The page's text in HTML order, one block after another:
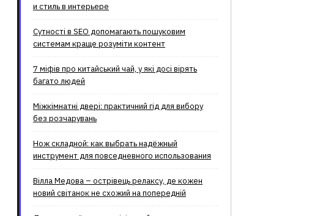
и стиль в интерьере
Сутності в SEO допомагають пошуковим
системам краще розуміти контент
7 міфів про китайський чай, у які досі вірять
багато людей
Міжкімнатні двері: практичний гід для вибору
без розчарувань
Нож складной: как выбрать надёжный
инструмент для повседневного использования
Вілла Медова – острівець релаксу, де кожен
новий світанок не схожий на попередній